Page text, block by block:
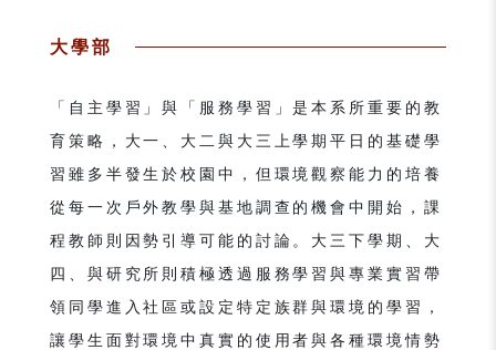
大學部
「自主學習」與「服務學習」是本系所重要的教
育策略，大一、大二與大三上學期平日的基礎學
習雖多半發生於校園中，但環境觀察能力的培養
從每一次戶外教學與基地調查的機會中開始，課
程教師則因勢引導可能的討論。大三下學期、大
四、與研究所則積極透過服務學習與專業實習帶
領同學進入社區或設定特定族群與環境的學習，
讓學生面對環境中真實的使用者與各種環境情勢